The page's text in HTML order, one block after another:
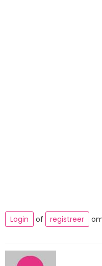
Login
of registreer